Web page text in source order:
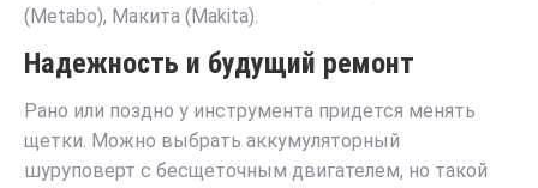
(Metabo), Макита (Makita).
Надежность и будущий ремонт
Рано или поздно у инструмента придется менять
щетки. Можно выбрать аккумуляторный
шуруповерт с бесщеточным двигателем, но такой